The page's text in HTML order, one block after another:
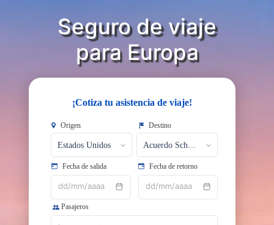
Seguro de viaje
​​​​​​​para Europa